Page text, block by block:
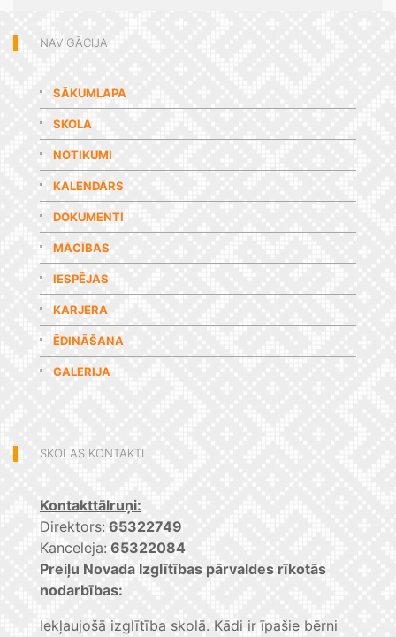
NAVIGĀCIJA
SĀKUMLAPA
SKOLA
NOTIKUMI
KALENDĀRS
DOKUMENTI
MĀCĪBAS
IESPĒJAS
KARJERA
ĒDINĀŠANA
GALERIJA
SKOLAS KONTAKTI
Kontakttālruņi:
Direktors: 65322749
Kanceleja: 65322084
Preiļu Novada Izglītības pārvaldes rīkotās
nodarbības:
Iekļaujošā izglītība skolā. Kādi ir īpašie bērni